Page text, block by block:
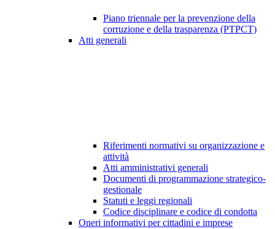
Piano triennale per la prevenzione della
corruzione e della trasparenza (PTPCT)
Atti generali
Riferimenti normativi su organizzazione e
attività
Atti amministrativi generali
Documenti di programmazione strategico-
gestionale
Statuti e leggi regionali
Codice disciplinare e codice di condotta
Oneri informativi per cittadini e imprese